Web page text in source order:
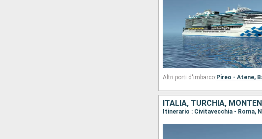
Altri porti d'imbarco: Pireo - Atene,
ITALIA, TURCHIA,